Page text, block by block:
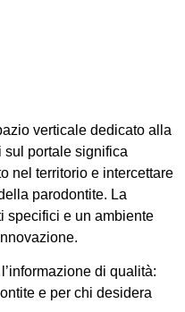
verticale dedicato alla
portale significa
nel territorio e intercettare
parodontite. La
specifici e un ambiente
di qualità:
e per chi desidera